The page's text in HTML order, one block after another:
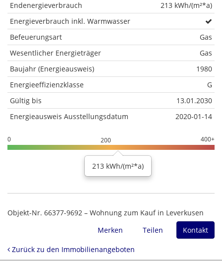
Endenergieverbrauch
213 kWh/(m²*a)
Energieverbrauch inkl. Warmwasser
Befeuerungsart
Gas
Wesentlicher Energieträger
Gas
Baujahr (Energieausweis)
1980
Energieeffizienzklasse
G
Gültig bis
13.01.2030
Energieausweis Ausstellungsdatum
2020-01-14
0 200 400+
Objekt-Nr. 66377-9692 – Wohnung zum Kauf in Leverkusen
Merken
Teilen Kontakt
Zurück zu den Immobilienangeboten
213 kWh/(m²*a)